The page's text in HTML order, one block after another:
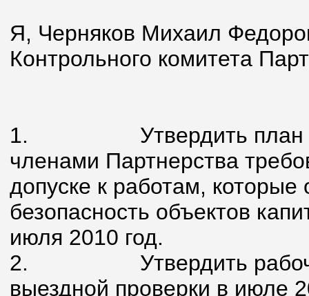
Я, Черняков Михаил
Контрольного комитета
1.
Утвердить
членами Партнерства
допуске к работам,
безопасность объектов
июля 2010 год.
2.
Утвердить
выездной проверки в июле